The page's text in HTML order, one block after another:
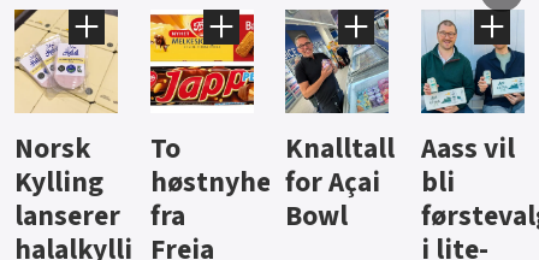
Knalltall
for Açai
Bowl
Aass vil
bli
førstevalg
i lite-
Brus og
jus fra
Berentsen
Hard
iste fra
Hansa